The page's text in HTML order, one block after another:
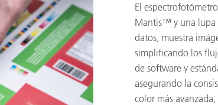
El
Mantis™ y una lupa
datos, muestra
simplificando los
de software y
asegurando la
color más